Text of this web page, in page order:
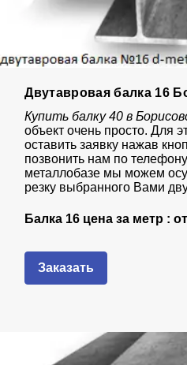
Двутавровая балка 16
Купить балку 40 в
объект очень просто. Для
оставить заявку нажав
позвонить нам по
металлобазе мы можем
резку выбранного Вами
Балка 16 цена за метр : от
Заказать